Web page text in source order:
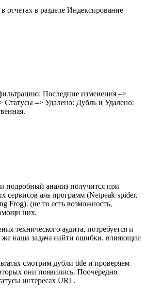
отчетах в разделе Индексирование –
Последние изменения –>
Статусы –> Удалено: Дубль и Удалено:
подробный анализ получится при
сервисов аль программ (Netpeak-spider,
Frog). (не то есть возможность,
них.
технического аудита, потребуется и
же наша задача найти ошибки, влияющие
смотрим дубли title и проверяем
они появились. Поочередно
интересах URL.